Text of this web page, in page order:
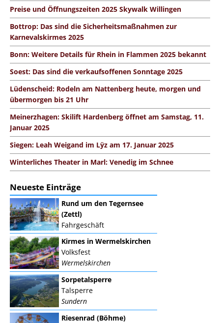
Preise und Öffnungszeiten 2025 Skywalk Willingen
Bottrop: Das sind die Sicherheitsmaßnahmen zur
Karnevalskirmes 2025
Bonn: Weitere Details für Rhein in Flammen 2025 bekannt
Soest: Das sind die verkaufsoffenen Sonntage 2025
Lüdenscheid: Rodeln am Nattenberg heute, morgen und
übermorgen bis 21 Uhr
Meinerzhagen: Skilift Hardenberg öffnet am Samstag, 11.
Januar 2025
Siegen: Leah Weigand im Lÿz am 17. Januar 2025
Winterliches Theater in Marl: Venedig im Schnee
Neueste Einträge
Rund um den Tegernsee
(Zettl)
Fahrgeschäft
Kirmes in Wermelskirchen
Volksfest
Wermelskirchen
Sorpetalsperre
Talsperre
Sundern
Riesenrad (Böhme)